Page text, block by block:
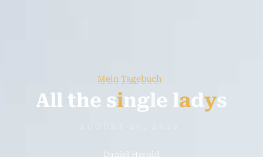
Mein Tagebuch
All the single ladys
Daniel Herold